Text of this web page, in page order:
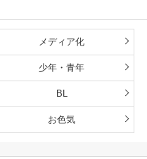
メディア化
少年・青年
BL
お色気